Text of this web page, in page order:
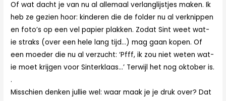
Of wat dacht je van nu al allemaal verlanglijstjes maken. Ik
heb ze gezien hoor: kinderen die de folder nu al verknippen
en foto’s op een vel papier plakken. Zodat Sint weet wat-
ie straks (over een hele lang tijd…) mag gaan kopen. Of
een moeder die nu al verzucht: ‘Pfff, ik zou niet weten wat-
ie moet krijgen voor Sinterklaas…’ Terwijl het nog oktober is.
.
Misschien denken jullie wel: waar maak je je druk over? Dat